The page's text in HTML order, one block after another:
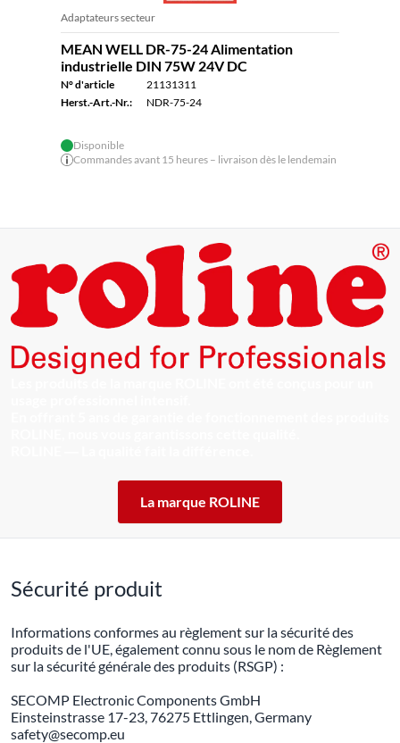
Adaptateurs secteur
MEAN WELL DR-75-24 Alimentation
industrielle DIN 75W 24V DC
N° d'article
21131311
Herst.-Art.-Nr.:
NDR-75-24
Disponible
Commandes avant 15 heures – livraison dès le lendemain
La marque ROLINE
Sécurité produit
Informations conformes au règlement sur la sécurité des
produits de l'UE, également connu sous le nom de Règlement
sur la sécurité générale des produits (RSGP) :
SECOMP Electronic Components GmbH
Einsteinstrasse 17-23, 76275 Ettlingen, Germany
safety@secomp.eu